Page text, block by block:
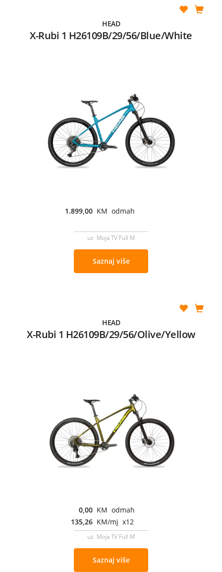
HEAD
X-Rubi 1 H26109B/29/56/Blue/White
1.899,00 KM odmah
uz Moja TV Full M
Saznaj više
HEAD
X-Rubi 1 H26109B/29/56/Olive/Yellow
0,00 KM odmah
135,26 KM/mj x12
uz Moja TV Full M
Saznaj više